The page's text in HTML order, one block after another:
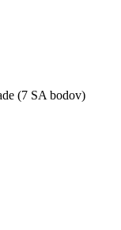
(7 SA bodov)